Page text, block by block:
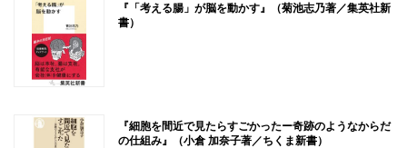
『「考える腸」が脳を動かす』（菊池志乃著／集英社新
書）
『細胞を間近で見たらすごかったー奇跡のようなからだ
の仕組み』（小倉 加奈子著／ちくま新書）